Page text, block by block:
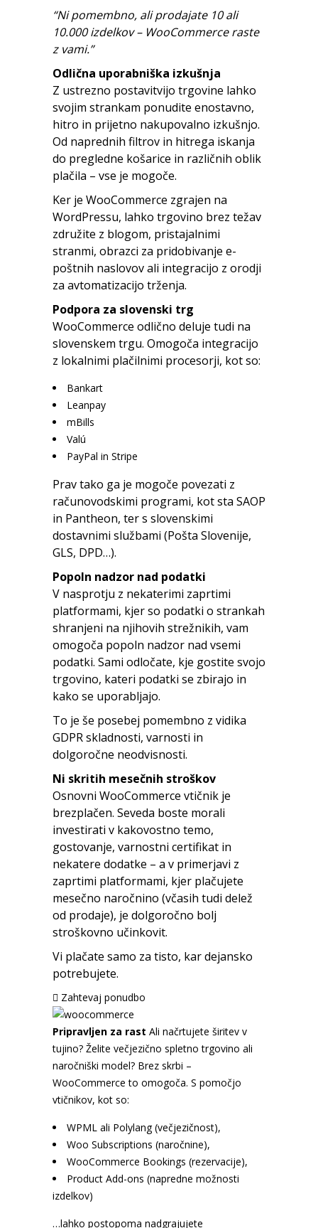
“Ni pomembno, ali prodajate 10 ali
10.000 izdelkov – WooCommerce raste
z vami.”
Odlična uporabniška izkušnja
Z ustrezno postavitvijo trgovine lahko
svojim strankam ponudite enostavno,
hitro in prijetno nakupovalno izkušnjo.
Od naprednih filtrov in hitrega iskanja
do pregledne košarice in različnih oblik
plačila – vse je mogoče.
Ker je WooCommerce zgrajen na
WordPressu, lahko trgovino brez težav
združite z blogom, pristajalnimi
stranmi, obrazci za pridobivanje e-
poštnih naslovov ali integracijo z orodji
za avtomatizacijo trženja.
Podpora za slovenski trg
WooCommerce odlično deluje tudi na
slovenskem trgu. Omogoča integracijo
z lokalnimi plačilnimi procesorji, kot so:
Bankart
Leanpay
mBills
Valú
PayPal in Stripe
Prav tako ga je mogoče povezati z
računovodskimi programi, kot sta SAOP
in Pantheon, ter s slovenskimi
dostavnimi službami (Pošta Slovenije,
GLS, DPD…).
Popoln nadzor nad podatki
V nasprotju z nekaterimi zaprtimi
platformami, kjer so podatki o strankah
shranjeni na njihovih strežnikih, vam
omogoča popoln nadzor nad vsemi
podatki. Sami odločate, kje gostite svojo
trgovino, kateri podatki se zbirajo in
kako se uporabljajo.
To je še posebej pomembno z vidika
GDPR skladnosti, varnosti in
dolgoročne neodvisnosti.
Ni skritih mesečnih stroškov
Osnovni WooCommerce vtičnik je
brezplačen. Seveda boste morali
investirati v kakovostno temo,
gostovanje, varnostni certifikat in
nekatere dodatke – a v primerjavi z
zaprtimi platformami, kjer plačujete
mesečno naročnino (včasih tudi delež
od prodaje), je dolgoročno bolj
stroškovno učinkovit.
Vi plačate samo za tisto, kar dejansko
potrebujete.
Zahtevaj ponudbo
Pripravljen za rast Ali načrtujete širitev v
tujino? Želite večjezično spletno trgovino ali
naročniški model? Brez skrbi –
WooCommerce to omogoča. S pomočjo
vtičnikov, kot so:
WPML ali Polylang (večjezičnost),
Woo Subscriptions (naročnine),
WooCommerce Bookings (rezervacije),
Product Add-ons (napredne možnosti
izdelkov)
…lahko postopoma nadgrajujete